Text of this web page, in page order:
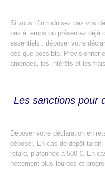
Si vous n’introduisez pas vos
pas à temps ou présentez déjà
essentiels : déposer votre
dès que possible. Provisionner
amendes, les intérêts et les
Les sanctions pour
Déposer votre déclaration en
déposer. En cas de dépôt
retard, plafonnée à 500 €. En
nettement plus lourdes et